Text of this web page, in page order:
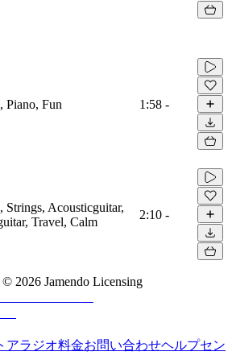
Piano, Fun 1:58 -
Strings, Acousticguitar,
Travel, Calm
2:10 -
© 2026 Jamendo Licensing
アラジオ料金お問い合わせヘルプセン